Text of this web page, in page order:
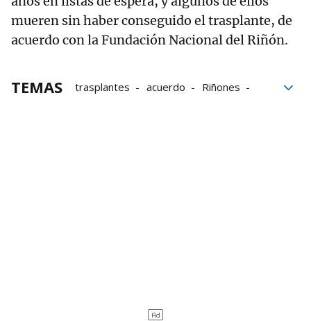
mueren sin haber conseguido el trasplante, de
acuerdo con la Fundación Nacional del Riñón.
TEMAS trasplantes acuerdo
Riñones